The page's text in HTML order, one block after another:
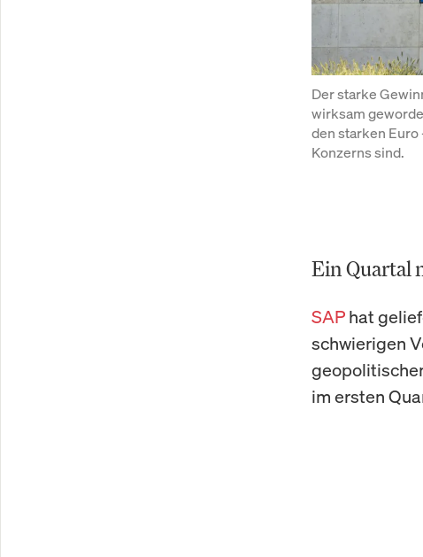
Der starke
wirksam
den starken
Konzerns sind.
Ein Quartal
SAPhat
schwierigen
im ersten